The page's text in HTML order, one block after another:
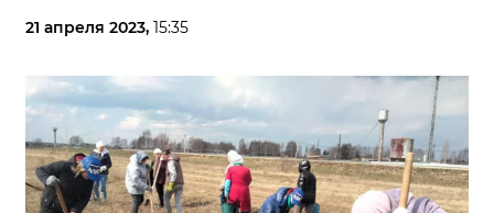
21 апреля 2023, 15:35